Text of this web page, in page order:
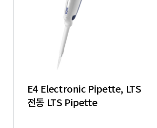
E4 Electronic Pipette, LTS
전동 LTS Pipette